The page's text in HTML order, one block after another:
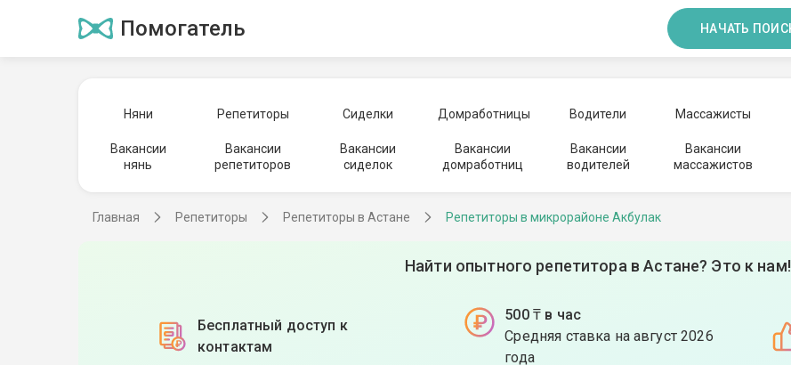
Помогатель НАЧАТЬ
Няни Репетиторы Сиделки Домработницы Водители Массажисты
Вакансии
нянь
Вакансии
репетиторов
Вакансии
сиделок
Вакансии
домработниц
Вакансии
водителей
Вакансии
массажистов
Главная Репетиторы Репетиторы в Астане Репетиторы в микрорайоне Акбулак
Найти опытного репетитора в Астане? Это к нам!
Бесплатный доступ к
контактам
500 ₸ в час
Средняя ставка на август 2026
года